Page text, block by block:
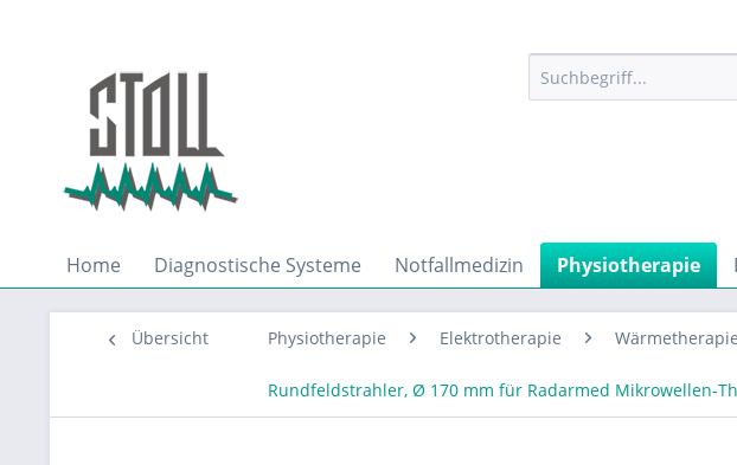
Home Diagnostische Systeme Notfallmedizin Physiotherapie
Übersicht Physiotherapie Elektrotherapie Wärmetherapie
Rundfeldstrahler, Ø 170 mm für Radarmed Mikrowellen-